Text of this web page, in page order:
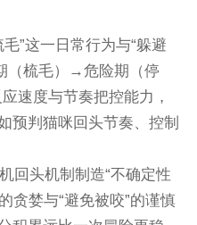
”这一日常行为与“躲避
（梳毛）→危险期（停
速度与节奏把控能力，
预判猫咪回头节奏、控制
回头机制制造“不确定性
贪婪与“避免被咬”的谨慎